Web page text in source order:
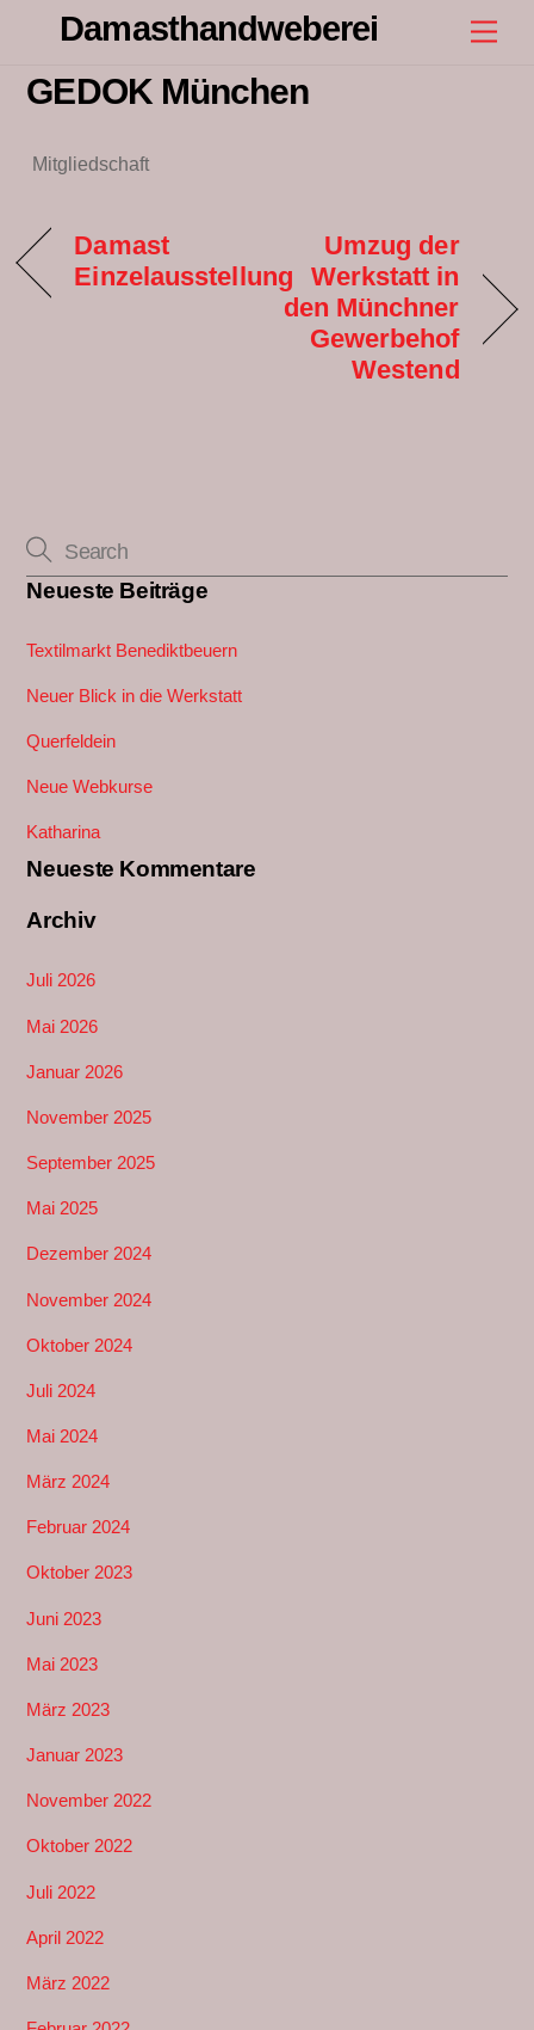
content
Damasthandweberei
GEDOK München
Mitgliedschaft
Damast
Einzelausstellung
Umzug der
Werkstatt in
den Münchner
Gewerbehof
Westend
Neueste Beiträge
Textilmarkt Benediktbeuern
Neuer Blick in die Werkstatt
Querfeldein
Neue Webkurse
Katharina
Neueste Kommentare
Archiv
Juli 2026
Mai 2026
Januar 2026
November 2025
September 2025
Mai 2025
Dezember 2024
November 2024
Oktober 2024
Juli 2024
Mai 2024
März 2024
Februar 2024
Oktober 2023
Juni 2023
Mai 2023
März 2023
Januar 2023
November 2022
Oktober 2022
Juli 2022
April 2022
März 2022